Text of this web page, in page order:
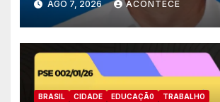
deputado estadual
AGO 7, 2026 ACONTECE
BRASIL CIDADE EDUCAÇÃ0 TRABALHO